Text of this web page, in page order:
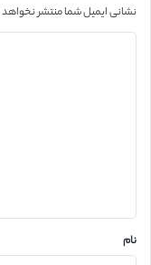
نشانی ایمیل شما منتشر
نام